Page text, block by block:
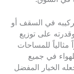
في السقف أو
على توزيع
مثالياً للمساحات
في جميع
الخيار المفضل